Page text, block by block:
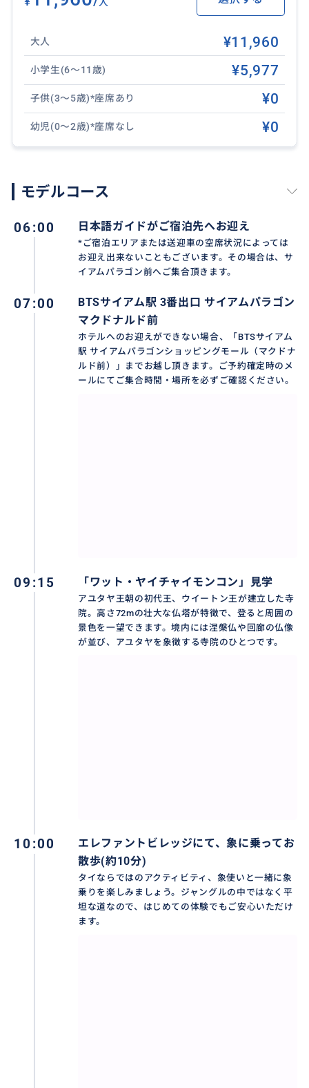
人
大人 ¥11,960
小学生(6～11歳) ¥5,977
子供(3～5歳)*座席あり ¥0
幼児(0～2歳)*座席なし ¥0
モデルコース
06:00 日本語ガイドがご宿泊先へお迎え
*ご宿泊エリアまたは送迎車の空席状況によっては
お迎え出来ないこともございます。その場合は、サ
イアムパラゴン前へご集合頂きます。
07:00
BTSサイアム駅 3番出口 サイアムパラゴン
マクドナルド前
ホテルへのお迎えができない場合、「BTSサイアム
駅 サイアムパラゴンショッピングモール（マクドナ
ルド前）」までお越し頂きます。ご予約確定時のメ
ールにてご集合時間・場所を必ずご確認ください。
09:15 「ワット・ヤイチャイモンコン」見学
アユタヤ王朝の初代王、ウイートン王が建立した寺
院。高さ72mの壮大な仏塔が特徴で、登ると周囲の
景色を一望できます。境内には涅槃仏や回廊の仏像
が並び、アユタヤを象徴する寺院のひとつです。
10:00
エレファントビレッジにて、象に乗ってお
散歩(約10分)
タイならではのアクティビティ、象使いと一緒に象
乗りを楽しみましょう。ジャングルの中ではなく平
坦な道なので、はじめての体験でもご安心いただけ
ます。